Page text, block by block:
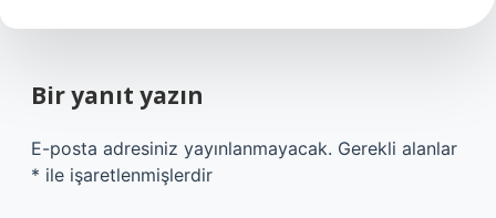
Bir yanıt yazın
E-posta adresiniz yayınlanmayacak. Gerekli alanlar
* ile işaretlenmişlerdir